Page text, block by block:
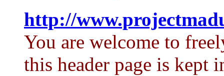
http://
You are welcome to
this header page is kept